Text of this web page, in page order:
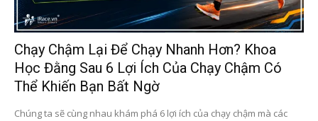
Chạy Chậm Lại Để Chạy Nhanh Hơn? Khoa
Học Đằng Sau 6 Lợi Ích Của Chạy Chậm Có
Thể Khiến Bạn Bất Ngờ
Chúng ta sẽ cùng nhau khám phá 6 lợi ích của chạy chậm mà các